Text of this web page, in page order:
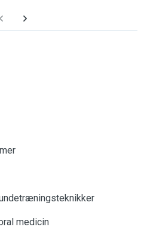
medicin